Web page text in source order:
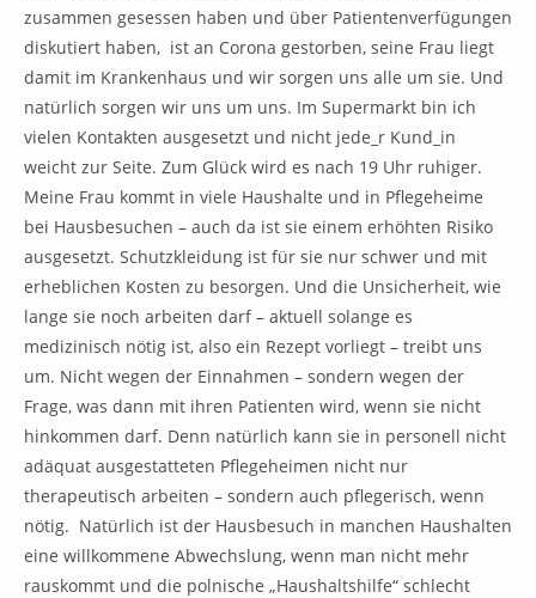
zusammen gesessen haben und über Patientenverfügungen
diskutiert haben, ist an Corona gestorben, seine Frau liegt
damit im Krankenhaus und wir sorgen uns alle um sie. Und
natürlich sorgen wir uns um uns. Im Supermarkt bin ich
vielen Kontakten ausgesetzt und nicht jede_r Kund_in
weicht zur Seite. Zum Glück wird es nach 19 Uhr ruhiger.
Meine Frau kommt in viele Haushalte und in Pflegeheime
bei Hausbesuchen – auch da ist sie einem erhöhten Risiko
ausgesetzt. Schutzkleidung ist für sie nur schwer und mit
erheblichen Kosten zu besorgen. Und die Unsicherheit, wie
lange sie noch arbeiten darf – aktuell solange es
medizinisch nötig ist, also ein Rezept vorliegt – treibt uns
um. Nicht wegen der Einnahmen – sondern wegen der
Frage, was dann mit ihren Patienten wird, wenn sie nicht
hinkommen darf. Denn natürlich kann sie in personell nicht
adäquat ausgestatteten Pflegeheimen nicht nur
therapeutisch arbeiten – sondern auch pflegerisch, wenn
nötig. Natürlich ist der Hausbesuch in manchen Haushalten
eine willkommene Abwechslung, wenn man nicht mehr
rauskommt und die polnische „Haushaltshilfe“ schlecht